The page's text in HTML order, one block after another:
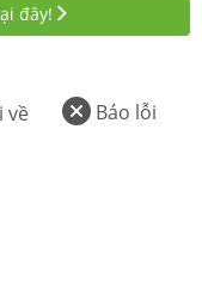
đây!
Báo lỗi
về